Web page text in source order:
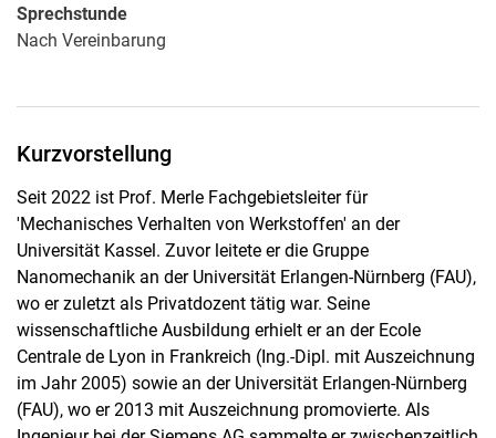
Sprechstunde
Nach Vereinbarung
Kurzvorstellung
Seit 2022 ist Prof. Merle Fachgebietsleiter für
'Mechanisches Verhalten von Werkstoffen' an der
Universität Kassel. Zuvor leitete er die Gruppe
Nanomechanik an der Universität Erlangen-Nürnberg (FAU),
wo er zuletzt als Privatdozent tätig war. Seine
wissenschaftliche Ausbildung erhielt er an der Ecole
Centrale de Lyon in Frankreich (Ing.-Dipl. mit Auszeichnung
im Jahr 2005) sowie an der Universität Erlangen-Nürnberg
(FAU), wo er 2013 mit Auszeichnung promovierte. Als